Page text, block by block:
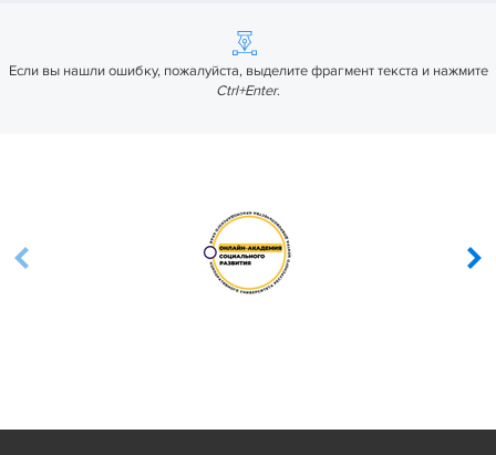
Если вы нашли ошибку, пожалуйста, выделите фрагмент текста и нажмите
Ctrl+Enter.